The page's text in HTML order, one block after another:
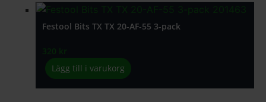
Festool Bits TX TX 20-AF-55 3-pack
320 kr
Lägg till i varukorg